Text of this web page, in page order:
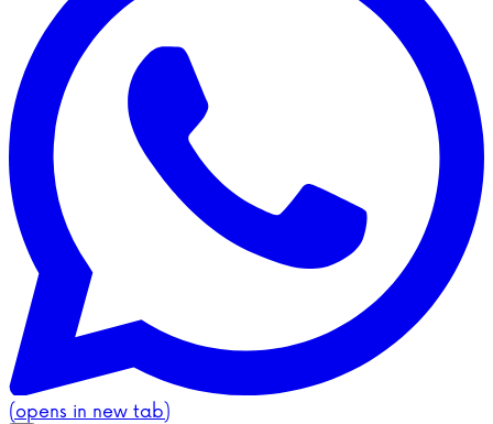
(opens in new tab)